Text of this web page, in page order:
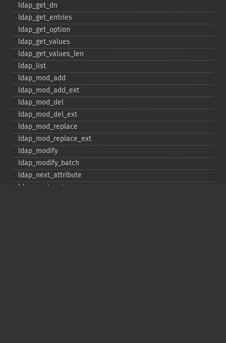
ldap_​get_​dn
ldap_​get_​entries
ldap_​get_​option
ldap_​get_​values
ldap_​get_​values_​len
ldap_​list
ldap_​mod_​add
ldap_​mod_​add_​ext
ldap_​mod_​del
ldap_​mod_​del_​ext
ldap_​mod_​replace
ldap_​mod_​replace_​ext
ldap_​modify
ldap_​modify_​batch
ldap_​next_​attribute
ldap_​next_​entry